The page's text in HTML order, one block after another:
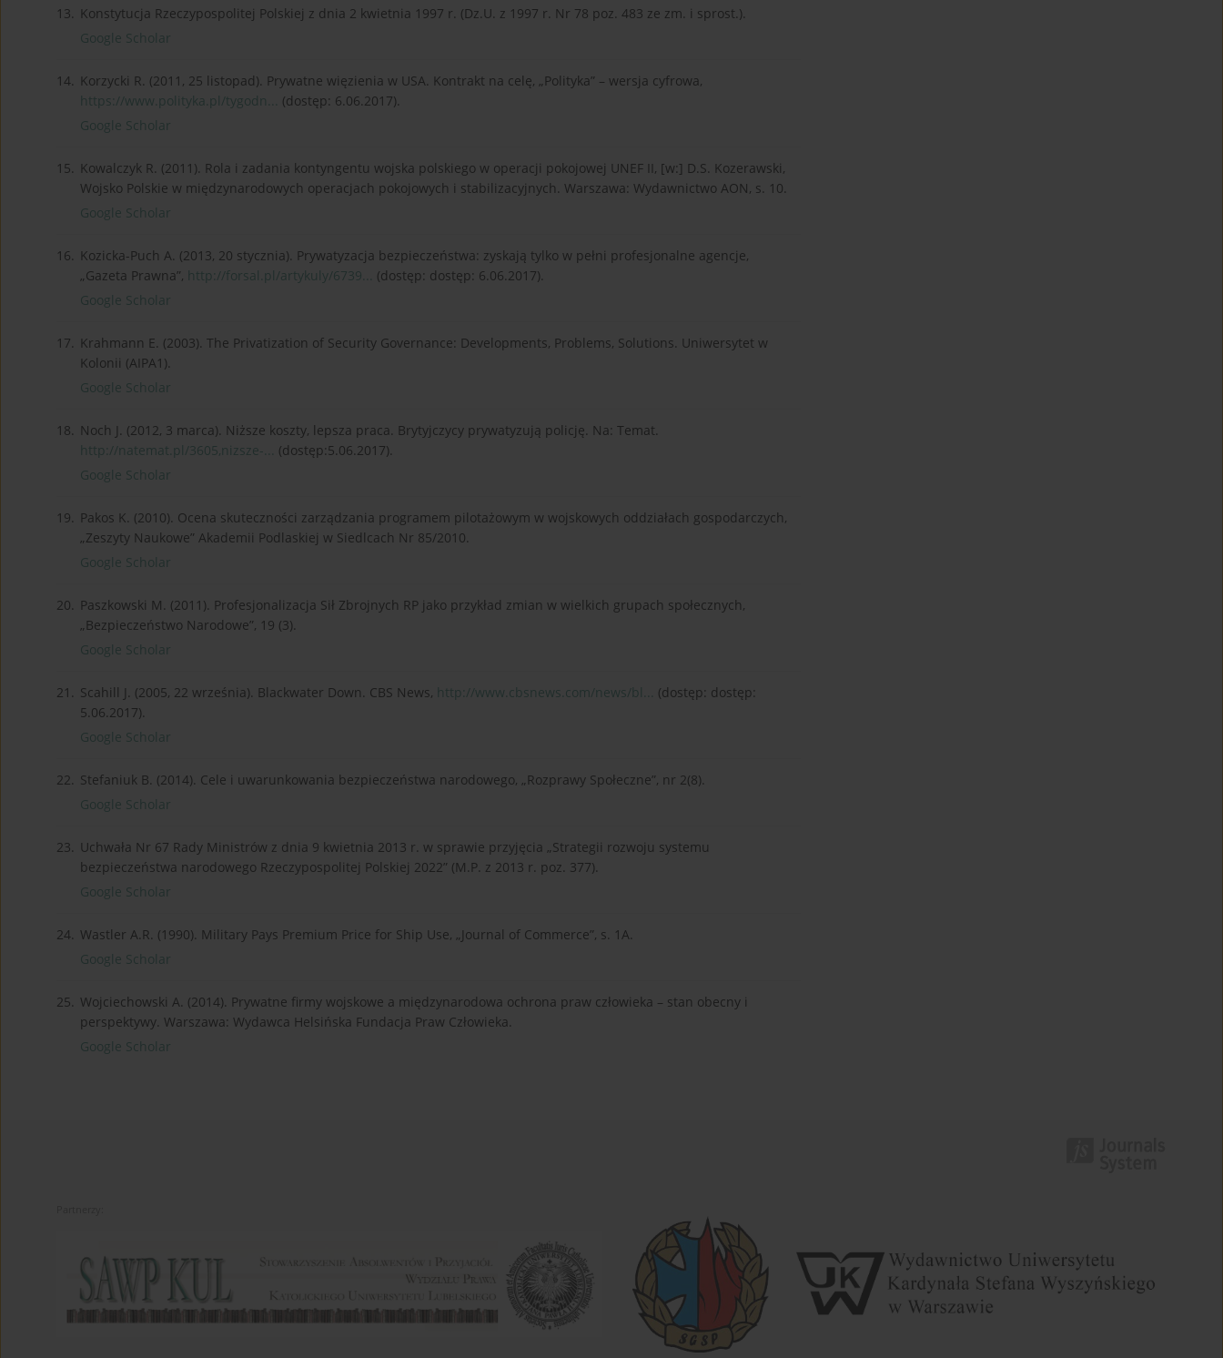
13. Konstytucja Rzeczypospolitej Polskiej z dnia 2 kwietnia 1997 r. (Dz.U. z 1997 r. Nr 78 poz. 483 ze zm. i sprost.).
Google Scholar
14. Korzycki R. (2011, 25 listopad). Prywatne więzienia w USA. Kontrakt na celę, „Polityka” – wersja cyfrowa,
https://www.polityka.pl/tygodn...
(dostęp: 6.06.2017).
Google Scholar
15. Kowalczyk R. (2011). Rola i zadania kontyngentu wojska polskiego w operacji pokojowej UNEF II, [w:] D.S. Kozerawski,
Wojsko Polskie w międzynarodowych operacjach pokojowych i stabilizacyjnych. Warszawa: Wydawnictwo AON, s. 10.
Google Scholar
16. Kozicka-Puch A. (2013, 20 stycznia). Prywatyzacja bezpieczeństwa: zyskają tylko w pełni profesjonalne agencje,
„Gazeta Prawna”, http://forsal.pl/artykuly/6739...
(dostęp: dostęp: 6.06.2017).
Google Scholar
17. Krahmann E. (2003). The Privatization of Security Governance: Developments, Problems, Solutions. Uniwersytet w
Kolonii (AIPA1).
Google Scholar
18. Noch J. (2012, 3 marca). Niższe koszty, lepsza praca. Brytyjczycy prywatyzują policję. Na: Temat.
http://natemat.pl/3605,nizsze-...
(dostęp:5.06.2017).
Google Scholar
19. Pakos K. (2010). Ocena skuteczności zarządzania programem pilotażowym w wojskowych oddziałach gospodarczych,
„Zeszyty Naukowe” Akademii Podlaskiej w Siedlcach Nr 85/2010.
Google Scholar
20. Paszkowski M. (2011). Profesjonalizacja Sił Zbrojnych RP jako przykład zmian w wielkich grupach społecznych,
„Bezpieczeństwo Narodowe”, 19 (3).
Google Scholar
21. Scahill J. (2005, 22 września). Blackwater Down. CBS News, http://www.cbsnews.com/news/bl...
(dostęp: dostęp:
5.06.2017).
Google Scholar
22. Stefaniuk B. (2014). Cele i uwarunkowania bezpieczeństwa narodowego, „Rozprawy Społeczne”, nr 2(8).
Google Scholar
23. Uchwała Nr 67 Rady Ministrów z dnia 9 kwietnia 2013 r. w sprawie przyjęcia „Strategii rozwoju systemu
bezpieczeństwa narodowego Rzeczypospolitej Polskiej 2022” (M.P. z 2013 r. poz. 377).
Google Scholar
24. Wastler A.R. (1990). Military Pays Premium Price for Ship Use, „Journal of Commerce”, s. 1A.
Google Scholar
25. Wojciechowski A. (2014). Prywatne firmy wojskowe a międzynarodowa ochrona praw człowieka – stan obecny i
perspektywy. Warszawa: Wydawca Helsińska Fundacja Praw Człowieka.
Google Scholar